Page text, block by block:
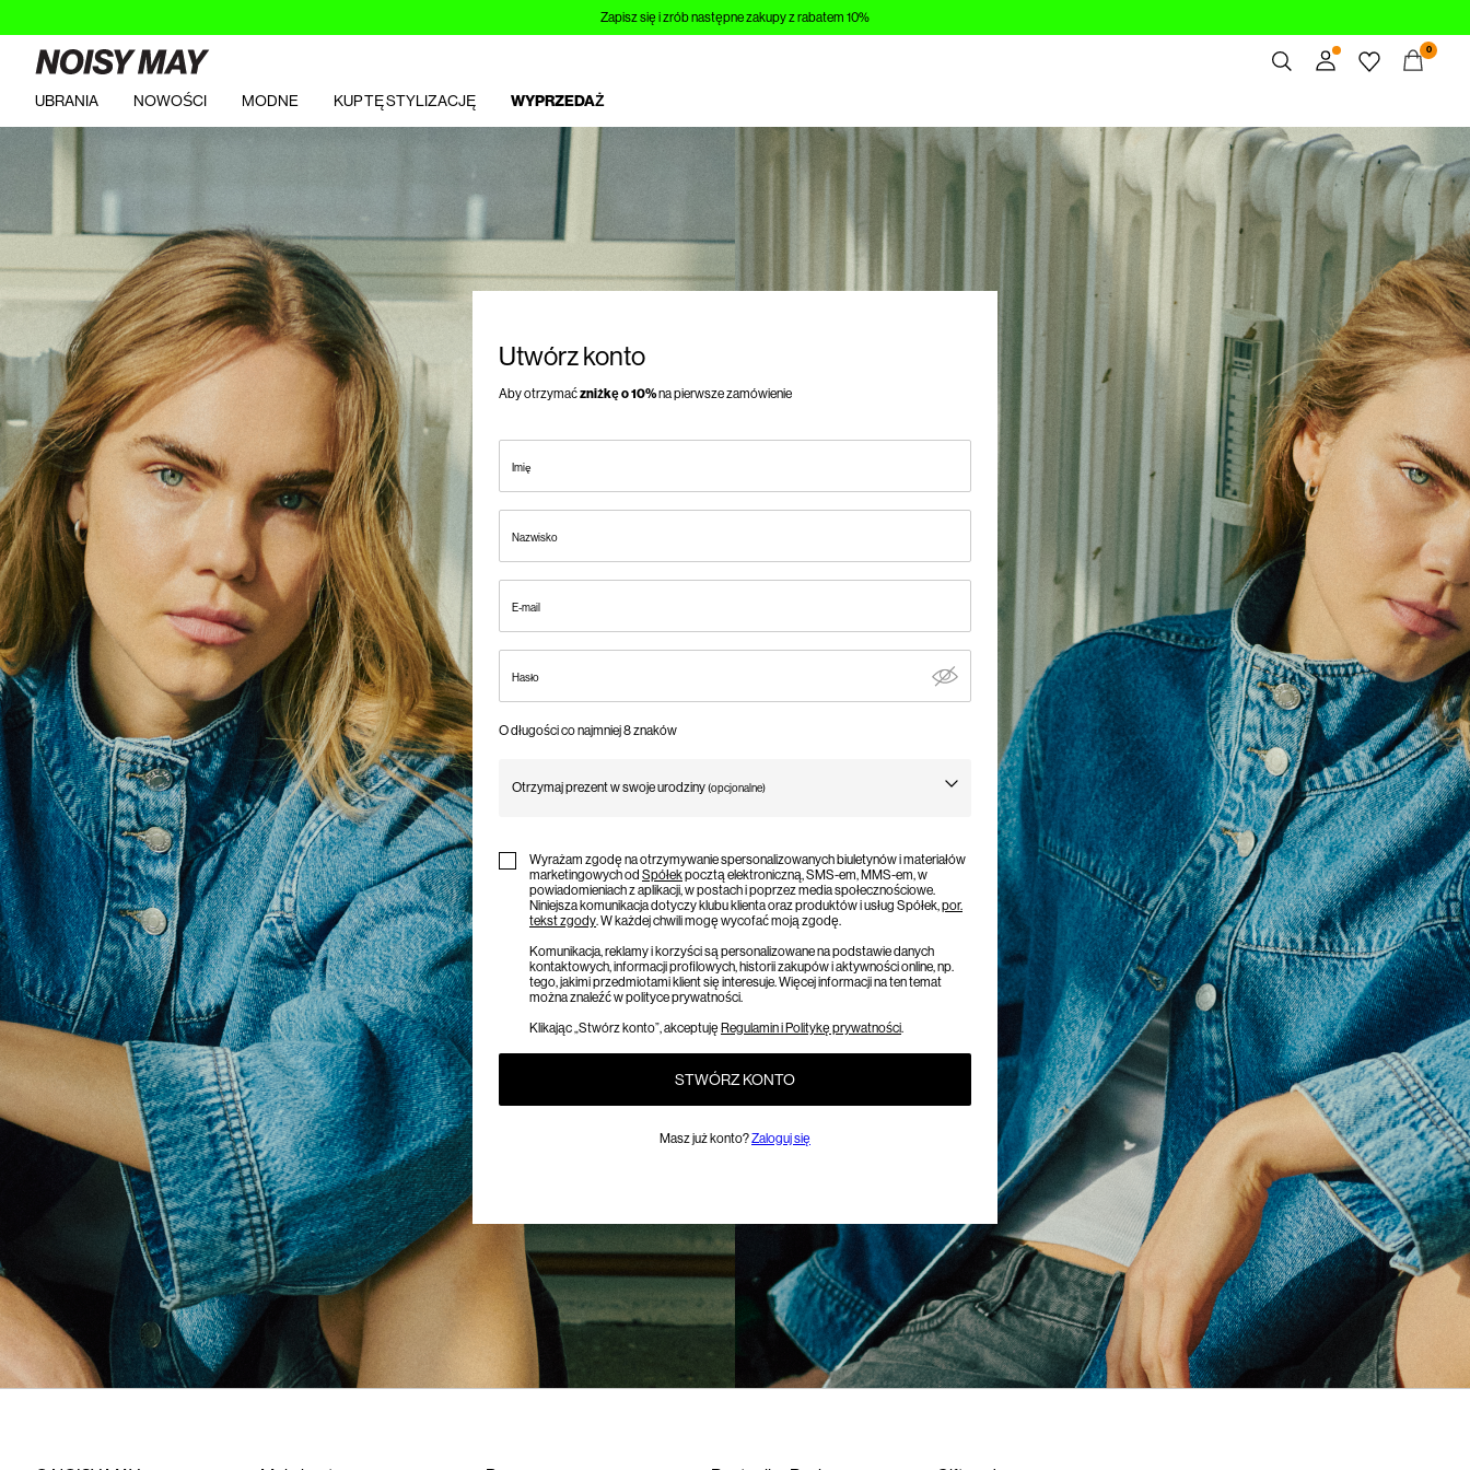
Zapisz się i zrób następne zakupy z rabatem 10%
Spis treści
Zamówienia
Profil
Lista życzeń
Wyloguj
0
UBRANIA NOWOŚCI MODNE KUP TĘ STYLIZACJĘ WYPRZEDAŻ
Utwórz konto
Aby otrzymaćzniżkę o 10%na pierwsze zamówienie
Imię
Nazwisko
E-mail
Hasło
O długości co najmniej 8 znaków
Otrzymaj prezent w swoje urodziny(opcjonalne)
Birthday
Wyrażam zgodę na otrzymywanie spersonalizowanych biuletynów i materiałów
marketingowych od Spółekpocztą elektroniczną, SMS-em, MMS-em, w
powiadomieniach z aplikacji, w postach i poprzez media społecznościowe.
Niniejsza komunikacja dotyczy klubu klienta oraz produktów i usług Spółek,por.
tekst zgody. W każdej chwili mogę wycofać moją zgodę.
Komunikacja, reklamy i korzyści są personalizowane na podstawie danych
kontaktowych, informacji profilowych, historii zakupów i aktywności online, np.
tego, jakimi przedmiotami klient się interesuje. Więcej informacji na ten temat
można znaleźć w polityce prywatności.
Klikając „Stwórz konto”, akceptuję Regulamin i Politykę prywatności.
STWÓRZ KONTO
Masz już konto?Zaloguj się